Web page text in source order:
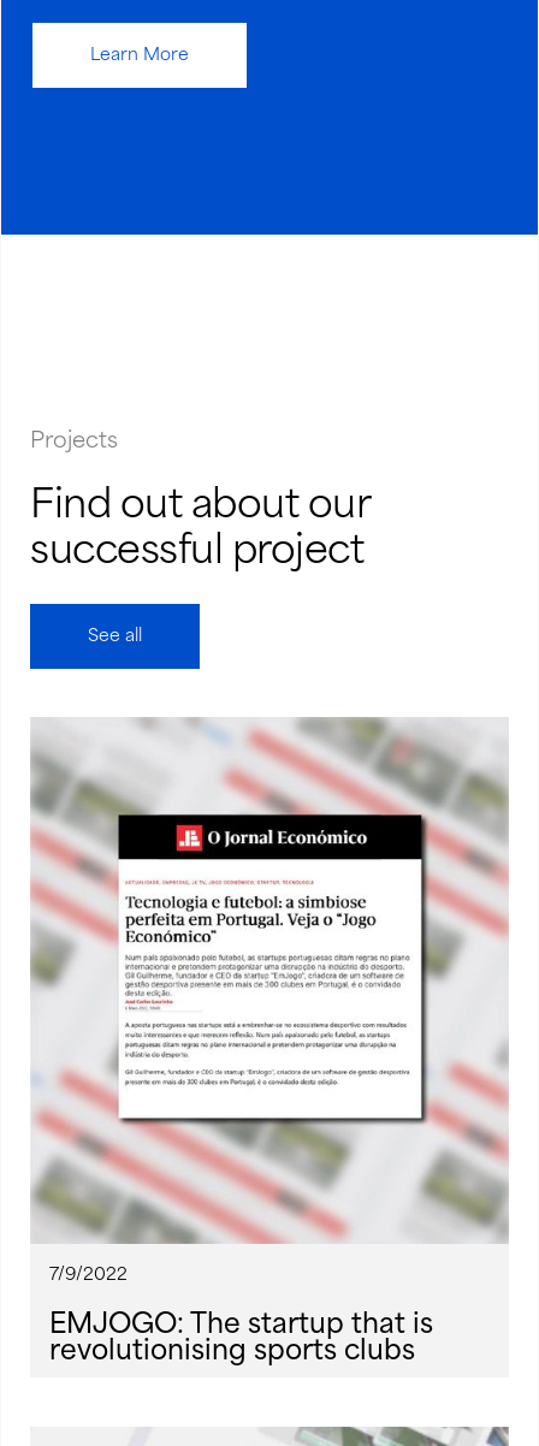
Learn More
Projects
Find out about our
successful project
See all
7/9/2022
EMJOGO: The startup that is
revolutionising sports clubs